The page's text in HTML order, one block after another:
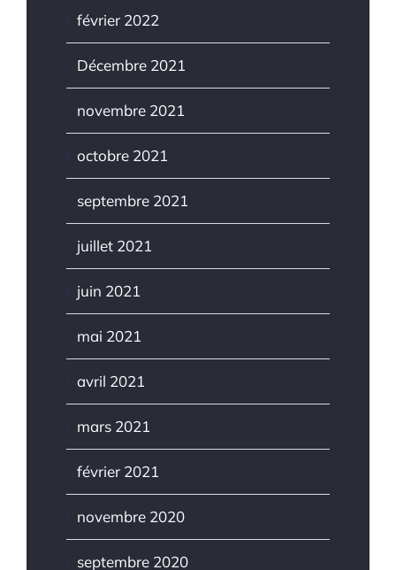
février 2022
Décembre 2021
novembre 2021
octobre 2021
septembre 2021
juillet 2021
juin 2021
mai 2021
avril 2021
mars 2021
février 2021
novembre 2020
septembre 2020